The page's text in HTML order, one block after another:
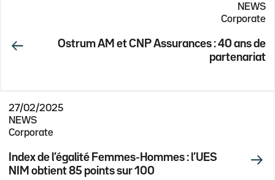
NEWS
Corporate
Ostrum AM et CNP Assurances : 40 ans de
partenariat
27/02/2025
NEWS
Corporate
Index de l’égalité Femmes-Hommes : l’UES
NIM obtient 85 points sur 100